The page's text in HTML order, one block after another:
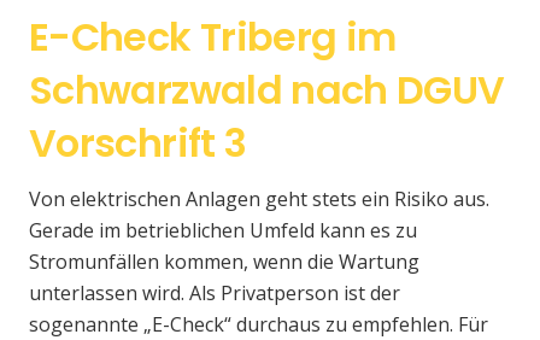
E-Check Triberg im
Schwarzwald nach DGUV
Vorschrift 3
Von elektrischen Anlagen geht stets ein Risiko aus.
Gerade im betrieblichen Umfeld kann es zu
Stromunfällen kommen, wenn die Wartung
unterlassen wird. Als Privatperson ist der
sogenannte „E-Check“ durchaus zu empfehlen. Für